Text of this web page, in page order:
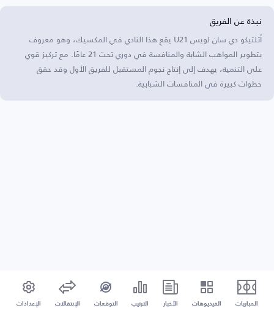
نبذة عن الفريق
أتلتيكو دي سان لويس U21 يقع هذا النادي في المكسيك، وهو معروف
بتطوير المواهب الشابة والمنافسة في دوري تحت 21 عامًا. مع تركيز قوي
على التنمية، يهدف إلى إنتاج نجوم المستقبل للفريق الأول وقد حقق
خطوات كبيرة في المنافسات الشبابية.
المباريات الفيديوهات الأخبار الترتيب التوقعات الإنتقالات الإعدادات